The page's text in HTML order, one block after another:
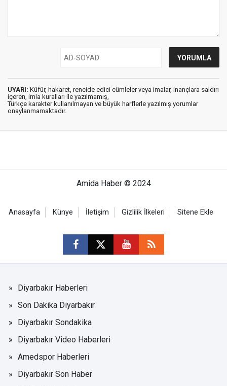
UYARI: Küfür, hakaret, rencide edici cümleler veya imalar, inançlara saldırı
içeren, imla kuralları ile yazılmamış,
Türkçe karakter kullanılmayan ve büyük harflerle yazılmış yorumlar
onaylanmamaktadır.
Amida Haber © 2024
Anasayfa Künye İletişim Gizlilik İlkeleri Sitene Ekle
Diyarbakır Haberleri
Son Dakika Diyarbakır
Diyarbakır Sondakika
Diyarbakır Video Haberleri
Amedspor Haberleri
Diyarbakır Son Haber